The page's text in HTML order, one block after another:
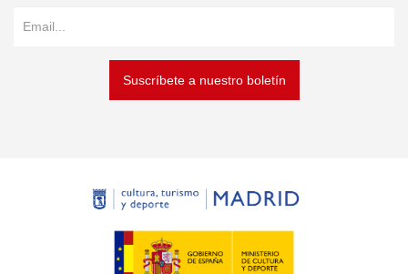
Suscríbete a nuestro boletín